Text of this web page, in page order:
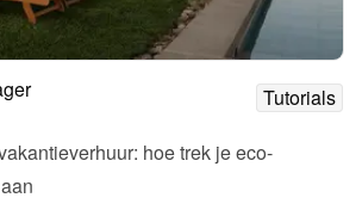
Tutorials
hoe trek je eco-